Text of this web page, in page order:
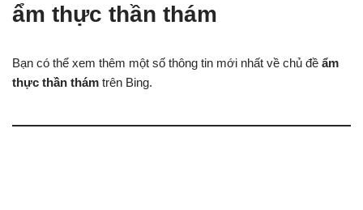
ẩm thực thần thám
Bạn có thể xem thêm một số thông tin mới nhất về chủ đề ẩm
thực thần thám trên Bing.